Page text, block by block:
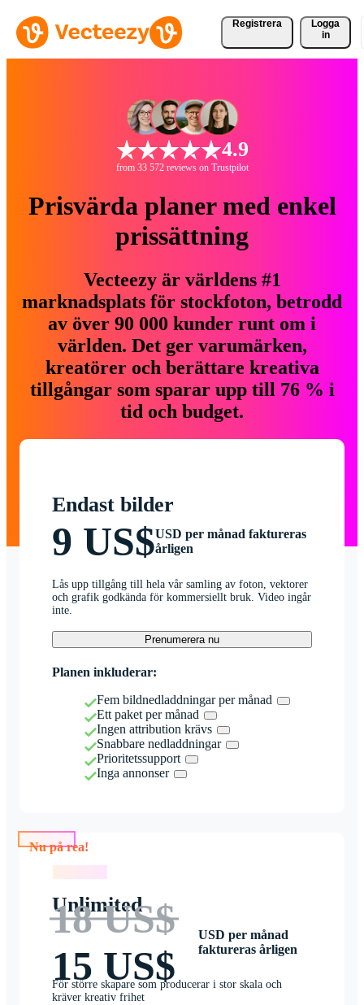
Registrera
Logga
in
4.9
from 33 572 reviews on Trustpilot
Prisvärda planer med enkel
prissättning
Vecteezy är världens #1
marknadsplats för stockfoton, betrodd
av över 90 000 kunder runt om i
världen. Det ger varumärken,
kreatörer och berättare kreativa
tillgångar som sparar upp till 76 % i
tid och budget.
Endast bilder
9 US$USD per månad faktureras
årligen
Lås upp tillgång till hela vår samling av foton, vektorer
och grafik godkända för kommersiellt bruk. Video ingår
inte.
Prenumerera nu
Planen inkluderar:
Fem bildnedladdningar per månad
Ett paket per månad
Ingen attribution krävs
Snabbare nedladdningar
Prioritetssupport
Inga annonser
Nu på rea!
Unlimited
18 US$
15 US$
USD per månad
faktureras årligen
För större skapare som producerar i stor skala och
kräver kreativ frihet